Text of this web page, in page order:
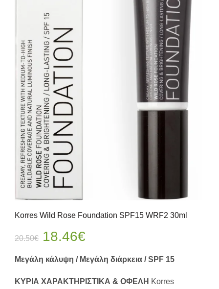
Korres Wild Rose Foundation SPF15 WRF2 30ml
20.50€ Original
price
was:
18.46€
τρέχουσα
τιμή
Μεγάλη κάλυψη / Μεγάλη διάρκεια / SPF 15
ΚΥΡΙΑ ΧΑΡΑΚΤΗΡΙΣΤΙΚΑ & ΟΦΕΛΗ Korres